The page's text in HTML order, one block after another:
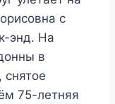
с
энд. На
в
снятое
75-летняя